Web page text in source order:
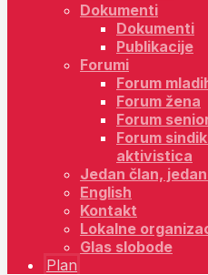
Dokumenti
Dokumenti
Publikacije
Forumi
Forum
Forum žena
Forum
Forum
aktivistica
Jedan član,
English
Kontakt
Lokalne
Glas slobode
Plan